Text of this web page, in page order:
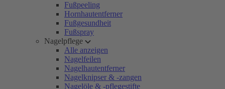
Fußpeeling
Hornhautentferner
Fußgesundheit
Fußspray
Nagelpflege
Alle anzeigen
Nagelfeilen
Nagelhautentferner
Nagelknipser & -zangen
Nagelöle & -pflegestifte